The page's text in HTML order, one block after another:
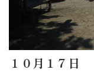
１０月１７日